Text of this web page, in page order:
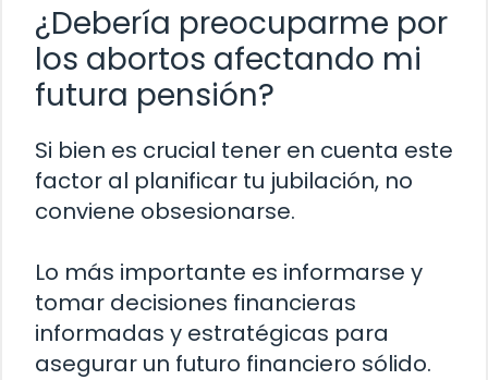
¿Debería preocuparme por
los abortos afectando mi
futura pensión?
Si bien es crucial tener en cuenta este
factor al planificar tu jubilación, no
conviene obsesionarse.
Lo más importante es informarse y
tomar decisiones financieras
informadas y estratégicas para
asegurar un futuro financiero sólido.